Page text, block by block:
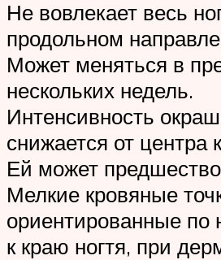
Не вовлекает весь
продольном
Может меняться в
нескольких недель.
Интенсивность
снижается от центра
Ей может
Мелкие кровяные
ориентированные по
к краю ногтя, при